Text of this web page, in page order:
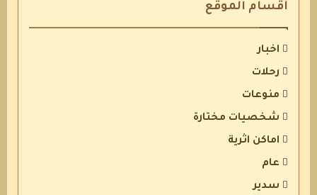
أقسام الموقع
اخبار
رحلات
منوعات
شخصيات مختارة
اماكن اثرية
عام
سدير